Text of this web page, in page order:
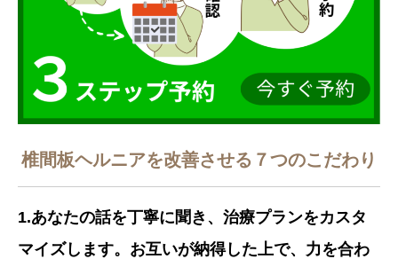
椎間板ヘルニアを改善させる７つのこだわり
1.あなたの話を丁寧に聞き、治療プランをカスタ
マイズします。お互いが納得した上で、力を合わ